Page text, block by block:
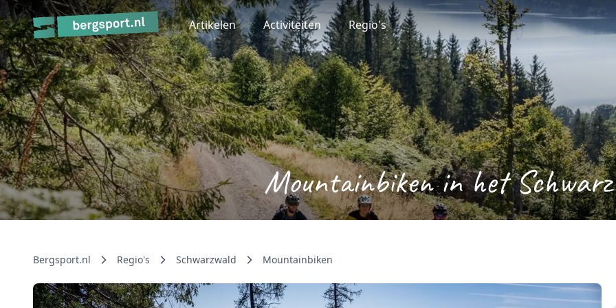
Artikelen Activiteiten Regio's
Mountainbiken in het
Bergsport.nl Regio's Schwarzwald Mountainbiken